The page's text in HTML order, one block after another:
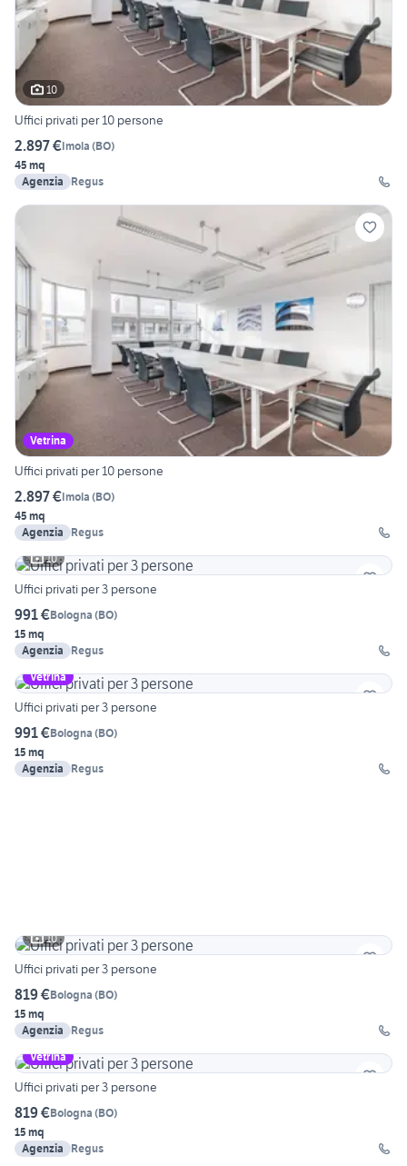
10
Uffici privati per 10 persone
2.897 €Imola (BO)
45 mq
Agenzia
Regus
Vetrina
Uffici privati per 10 persone
2.897 €Imola (BO)
45 mq
Agenzia
Regus
10
Uffici privati per 3 persone
991 €Bologna (BO)
15 mq
Agenzia
Regus
Vetrina
Uffici privati per 3 persone
991 €Bologna (BO)
15 mq
Agenzia
Regus
10
Uffici privati per 3 persone
819 €Bologna (BO)
15 mq
Agenzia
Regus
Vetrina
Uffici privati per 3 persone
819 €Bologna (BO)
15 mq
Agenzia
Regus